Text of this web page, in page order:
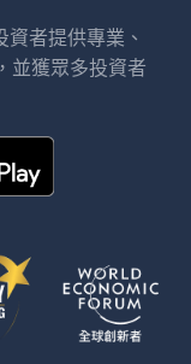
資者提供專業、
並獲眾多投資者